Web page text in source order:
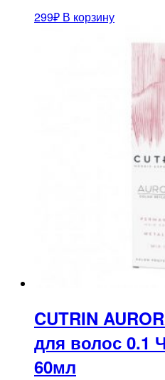
299₽ В корзину
CUTRIN
для волос 0.1
60мл